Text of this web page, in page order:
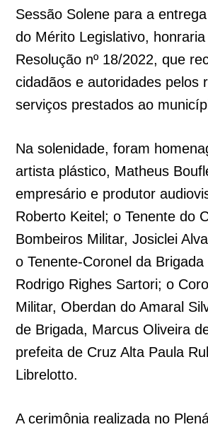
Sessão Solene para a
do Mérito Legislativo,
Resolução nº 18/2022, que
cidadãos e autoridades pelos
serviços prestados ao
Na solenidade, foram
artista plástico, Matheus
empresário e produtor
Roberto Keitel; o Tenente do
Bombeiros Militar, Josiclei
o Tenente-Coronel da Brigada
Rodrigo Righes Sartori; o
Militar, Oberdan do Amaral
de Brigada, Marcus Oliveira
prefeita de Cruz Alta Paula
Librelotto.
A cerimônia realizada no